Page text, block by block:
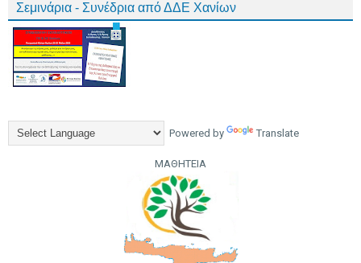
Σεμινάρια - Συνέδρια από ΔΔΕ Χανίων
Powered by Translate
ΜΑΘΗΤΕΙΑ